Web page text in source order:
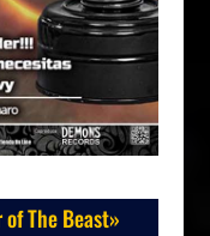
The Beast»